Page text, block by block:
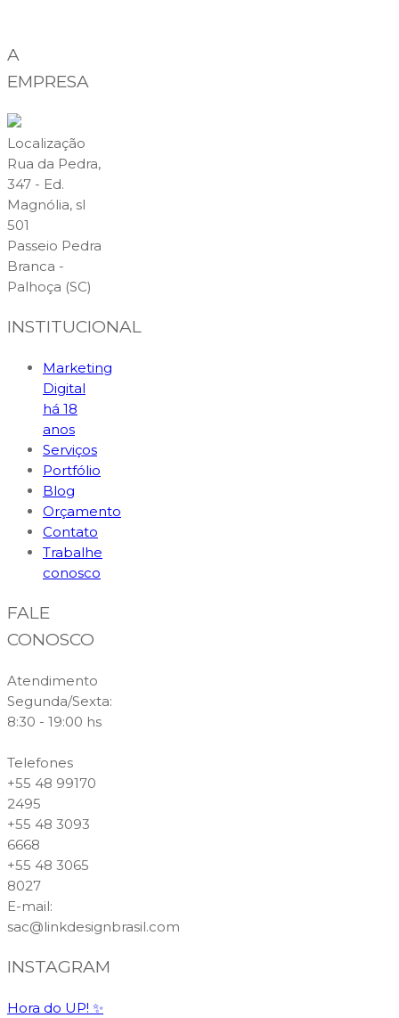
A
EMPRESA
Localização
Rua da Pedra,
347 - Ed.
Magnólia, sl
501
Passeio Pedra
Branca -
Palhoça (SC)
INSTITUCIONAL
Marketing
Digital
há 18
anos
Serviços
Portfólio
Blog
Orçamento
Contato
Trabalhe
conosco
FALE
CONOSCO
Atendimento
Segunda/Sexta:
8:30 - 19:00 hs
Telefones
+55 48 99170
2495
+55 48 3093
6668
+55 48 3065
8027
E-mail:
sac@linkdesignbrasil.com
INSTAGRAM
Hora do UP! ✨️